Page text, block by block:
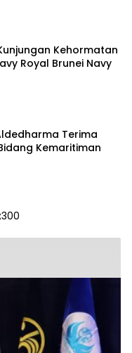
Kehormatan
Royal Brunei Navy
Terima
Kemaritiman